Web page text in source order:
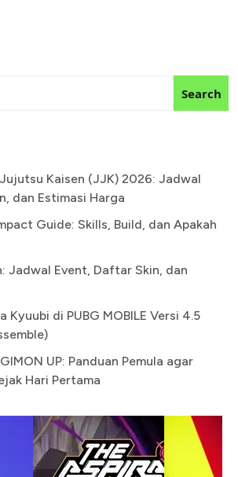
Search
Kaisen (JJK) 2026: Jadwal
dan Estimasi Harga
Guide: Skills, Build, dan Apakah
Jadwal Event, Daftar Skin, dan
Kyuubi di PUBG MOBILE Versi 4.5
UP: Panduan Pemula agar
Hari Pertama